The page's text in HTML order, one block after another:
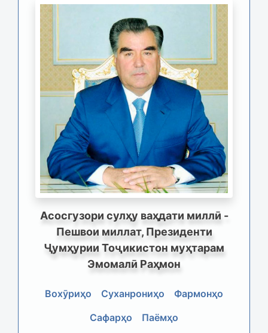
Асосгузори сулҳу ваҳдати миллӣ -
Пешвои миллат, Президенти
Ҷумҳурии Тоҷикистон муҳтарам
Эмомалӣ Раҳмон
Вохӯриҳо Суханрониҳо
Фармонҳо
Сафарҳо
Паёмҳо